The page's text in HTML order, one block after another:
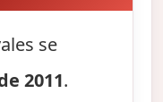
se
2011.